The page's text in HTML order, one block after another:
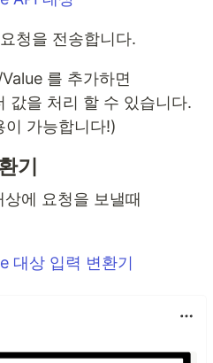
청을 전송합니다.
를 추가하면
을 처리 할 수 있습니다.
이 가능합니다!)
기
에 요청을 보낼때